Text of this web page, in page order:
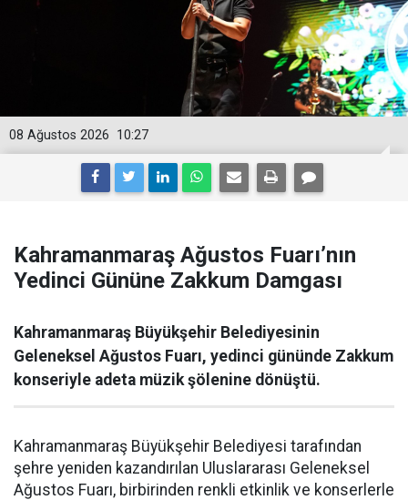
10:27
08 Ağustos 2026
Kahramanmaraş Ağustos Fuarı’nın
Yedinci Gününe Zakkum Damgası
Kahramanmaraş Büyükşehir Belediyesinin
Geleneksel Ağustos Fuarı, yedinci gününde Zakkum
konseriyle adeta müzik şölenine dönüştü.
Kahramanmaraş Büyükşehir Belediyesi tarafından
şehre yeniden kazandırılan Uluslararası Geleneksel
Ağustos Fuarı, birbirinden renkli etkinlik ve konserlerle